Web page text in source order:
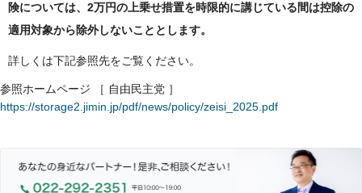
険については、2万円の上乗せ措置を時限的に講じている間は控除の
適用対象から除外しないこととします。
詳しくは下記参照先をご覧ください。
参照ホームページ ［ 自由民主党 ］
https://storage2.jimin.jp/pdf/news/policy/zeisi_2025.pdf